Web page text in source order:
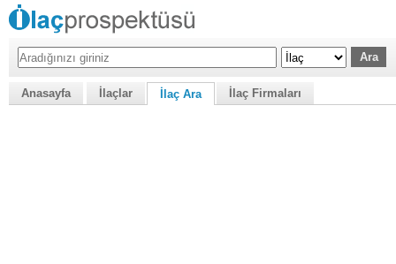
Anasayfa İlaçlar İlaç Ara İlaç Firmaları